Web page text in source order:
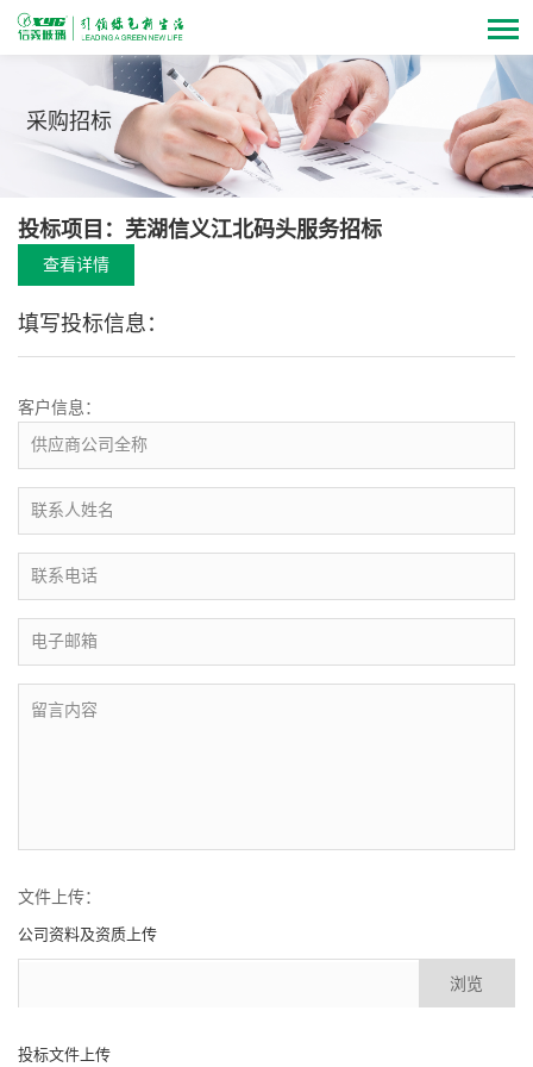
采购招标
投标项目：芜湖信义江北码头服务招标
查看详情
填写投标信息：
客户信息：
文件上传：
公司资料及资质上传
浏览
投标文件上传